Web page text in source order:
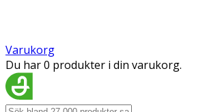
Varukorg
Du har 0 produkter i din varukorg.